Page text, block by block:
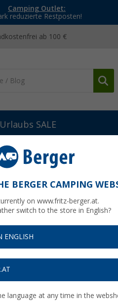
Camping Outlet:
reduzierte Restposten!
ab 100 €
Urlaubs SALE
Einbausteckdose
BERGER CAMPING
on www.fritz-berger.at.
switch to the store in English?
ENGLISH
language at any time in the